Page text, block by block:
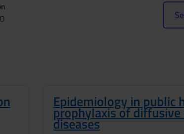
Epidemiology in public
prophylaxis of
diseases